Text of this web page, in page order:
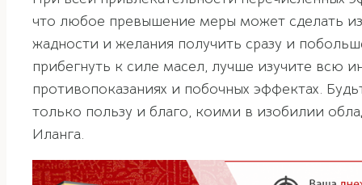
что любое превышение меры может сделать
жадности и желания получить сразу и
прибегнуть к силе масел, лучше изучите всю
противопоказаниях и побочных эффектах.
только пользу и благо, коими в изобилии
Иланга.